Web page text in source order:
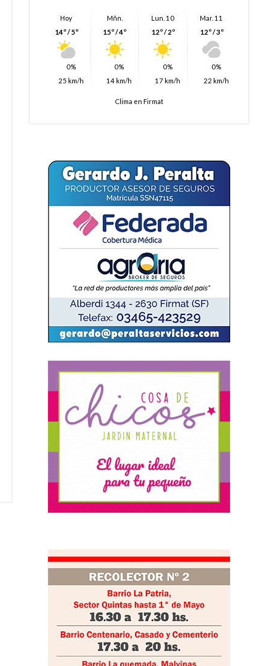
Hoy
14º / 5º
0%
25 km/h
Mñn.
15º / 4º
0%
14 km/h
Lun. 10
12º / 2º
0%
17 km/h
Mar. 11
12º / 3º
0%
22 km/h
Clima en Firmat